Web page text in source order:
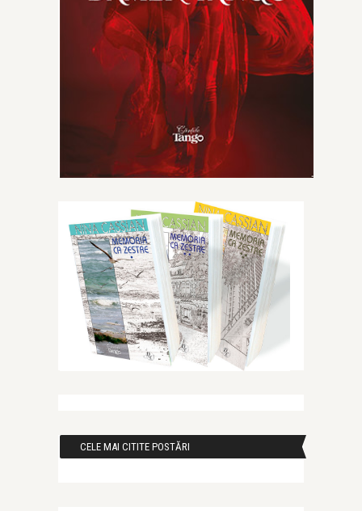
CELE MAI CITITE POSTĂRI